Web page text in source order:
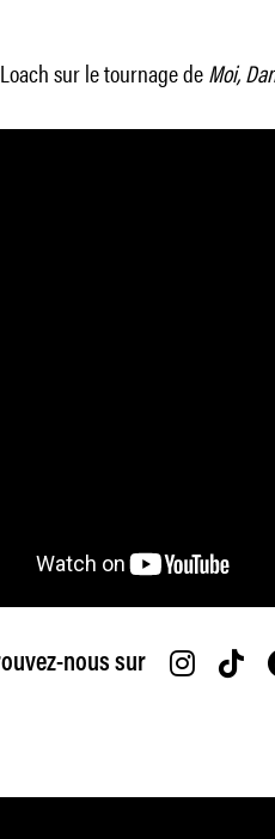
sur le tournage deMoi,
nous sur